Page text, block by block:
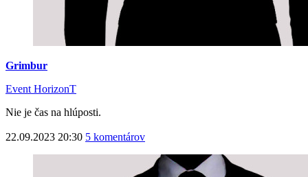
Grimbur
Event HorizonT
Nie je čas na hlúposti.
22.09.2023 20:30 5 komentárov